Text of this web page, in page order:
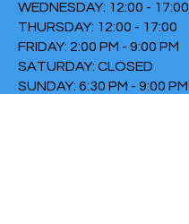
WEDNESDAY: 12:00 - 17:00
THURSDAY: 12:00 - 17:00
FRIDAY: 2:00 PM - 9:00 PM
SATURDAY: CLOSED
SUNDAY: 6:30 PM - 9:00 PM